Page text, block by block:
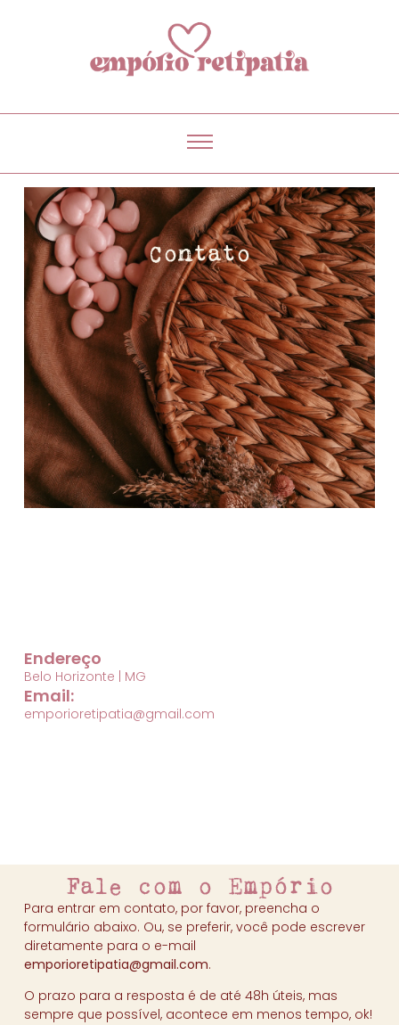
Contato
Endereço
Belo Horizonte | MG
Email:
emporioretipatia@gmail.com
Fale com o Empório
Para entrar em contato, por favor, preencha o
formulário abaixo. Ou, se preferir, você pode escrever
diretamente para o e-mail
emporioretipatia@gmail.com.
O prazo para a resposta é de até 48h úteis, mas
sempre que possível, acontece em menos tempo, ok!